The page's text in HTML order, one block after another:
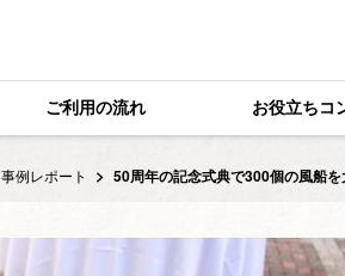
ご利用の流れ お役立ちコ
事例レポート 50周年の記念式典で300個の風船